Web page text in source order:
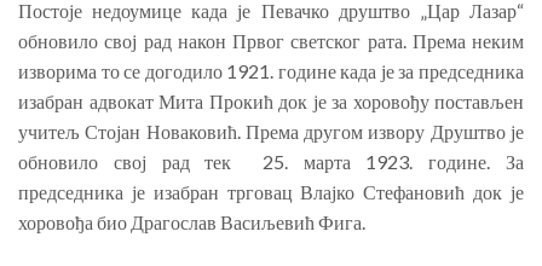
Постоје недоумице када је Певачко друштво „Цар Лазар“
обновило свој рад након Првог светског рата. Према неким
изворима то се догодило 1921. године када је за председника
изабран адвокат Мита Прокић док је за хоровођу постављен
учитељ Стојан Новаковић. Према другом извору Друштво је
обновило свој рад тек 25. марта 1923. године. За
председника је изабран трговац Влајко Стефановић док је
хоровођа био Драгослав Васиљевић Фига.